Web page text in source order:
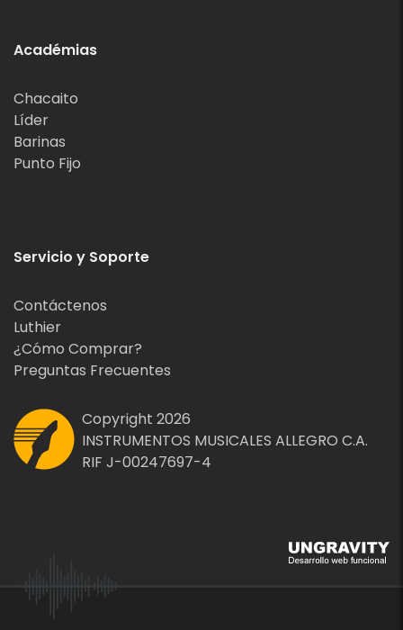
Académias
Chacaito
Líder
Barinas
Punto Fijo
Servicio y Soporte
Contáctenos
Luthier
¿Cómo Comprar?
Preguntas Frecuentes
Copyright 2026
INSTRUMENTOS MUSICALES ALLEGRO C.A.
RIF J-00247697-4